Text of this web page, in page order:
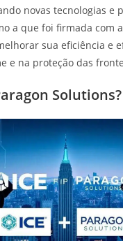
novas tecnologias e
a que foi firmada com
sua eficiência e
e na proteção das
Solutions?